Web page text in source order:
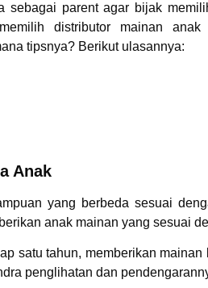
sebagai parent agar bijak
distributor mainan
tipsnya? Berikut ulasannya:
Anak
yang berbeda sesuai
anak mainan yang sesuai
satu tahun, memberikan mainan
penglihatan dan